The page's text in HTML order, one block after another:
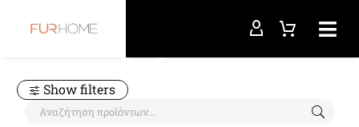
Show filters